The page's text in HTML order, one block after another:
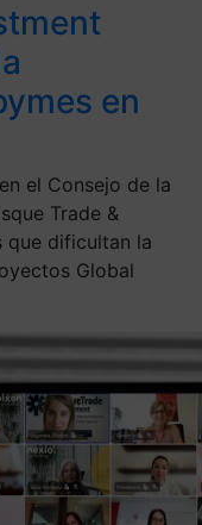
en
el Consejo de la
Trade &
que dificultan la
Global